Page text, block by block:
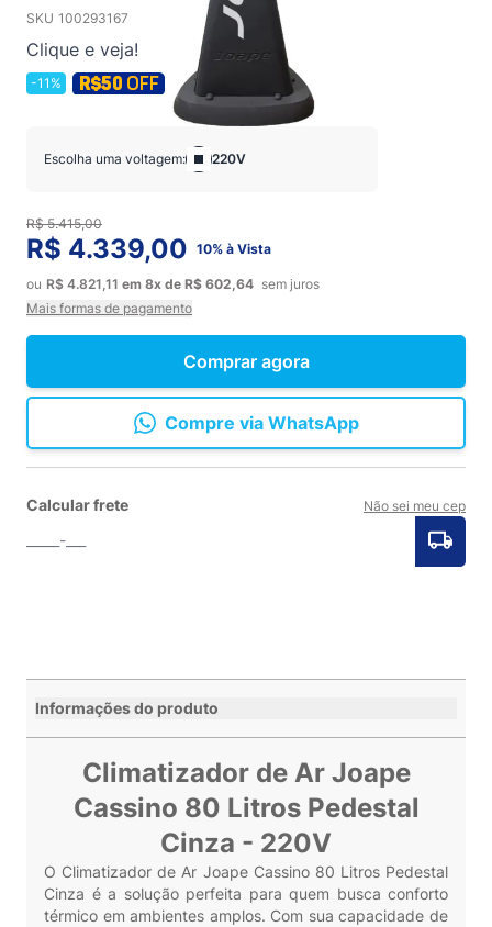
SKU 100293167
Clique e veja!
-11%
Comprar agora
Escolha uma voltagem: 220V
R$ 4.339,00 10% à Vista
ou R$ 4.821,11 em 8x de R$ 602,64 sem juros
Mais formas de pagamento
Compre via WhatsApp
R$ 5.415,00
Calcular frete Não sei meu cep
Informações do produto
Climatizador de Ar Joape
Cassino 80 Litros Pedestal
Cinza - 220V
O Climatizador de Ar Joape Cassino 80 Litros Pedestal
Cinza é a solução perfeita para quem busca conforto
térmico em ambientes amplos. Com sua capacidade de